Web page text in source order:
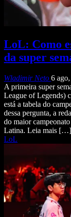
LoL: Como
da super
Wladimir Neto 6
A primeira super
League of Legends)
está a tabela do
dessa pergunta, a
do maior
Latina. Leia mais […]
LoL